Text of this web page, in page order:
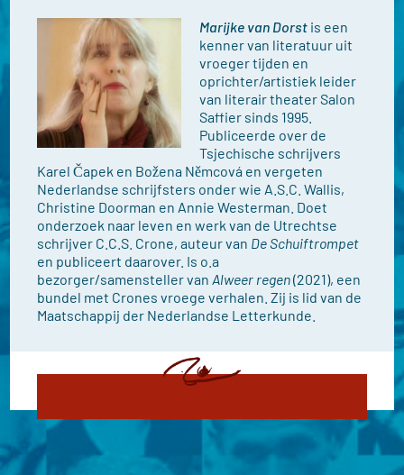
Marijke van Dorst is een
kenner van literatuur uit
vroeger tijden en
oprichter/artistiek leider
van literair theater Salon
Saffier sinds 1995.
Publiceerde over de
Tsjechische schrijvers
Karel Čapek en Božena Němcová en vergeten
Nederlandse schrijfsters onder wie A.S.C. Wallis,
Christine Doorman en Annie Westerman. Doet
onderzoek naar leven en werk van de Utrechtse
schrijver C.C.S. Crone, auteur van De Schuiftrompet
en publiceert daarover. Is o.a
bezorger/samensteller vanAlweer regen(2021), een
bundel met Crones vroege verhalen. Zij is lid van de
Maatschappij der Nederlandse Letterkunde.